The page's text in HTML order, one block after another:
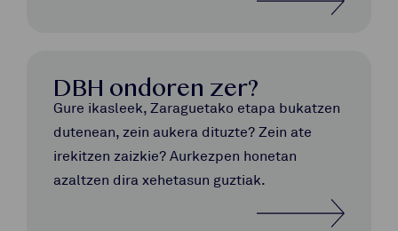
DBH ondoren zer?
Gure ikasleek, Zaraguetako etapa bukatzen
dutenean, zein aukera dituzte? Zein ate
irekitzen zaizkie? Aurkezpen honetan
azaltzen dira xehetasun guztiak.